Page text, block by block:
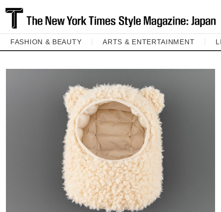
FASHION & BEAUTY ARTS & ENTERTAINMENT